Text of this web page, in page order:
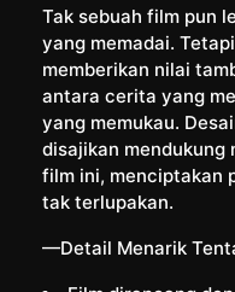
Tak sebuah film pun
yang memadai.
memberikan nilai
antara cerita yang
yang memukau.
disajikan mendukung
film ini, menciptakan
tak terlupakan.
—Detail Menarik